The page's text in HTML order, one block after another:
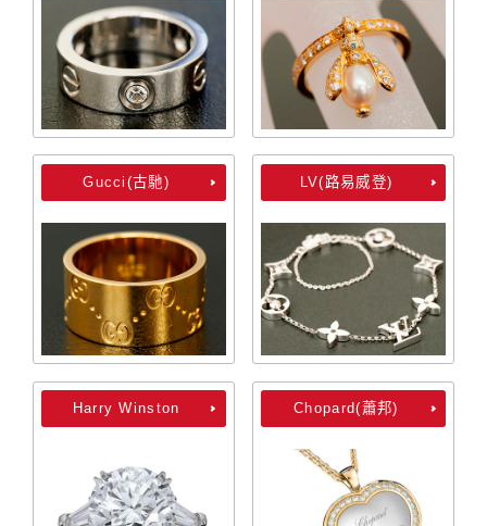
Gucci(古馳) LV(路易威登)
Harry Winston Chopard(蕭邦)